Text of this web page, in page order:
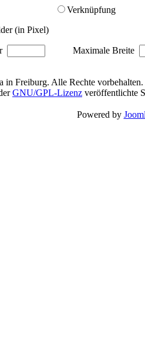
Verknüpfung
(in Pixel)
Maximale Breite
in Freiburg. Alle Rechte vorbehalten.
GNU/GPL-Lizenz veröffentlichte
Powered by